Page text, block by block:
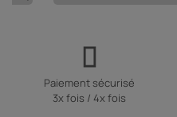
Paiement sécurisé
3x fois / 4x fois